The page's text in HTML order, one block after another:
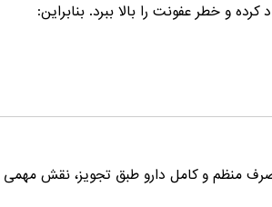
کرده و خطر عفونت را بالا ببرد. بنابراین:
منظم و کامل دارو طبق تجویز، نقش مهمی